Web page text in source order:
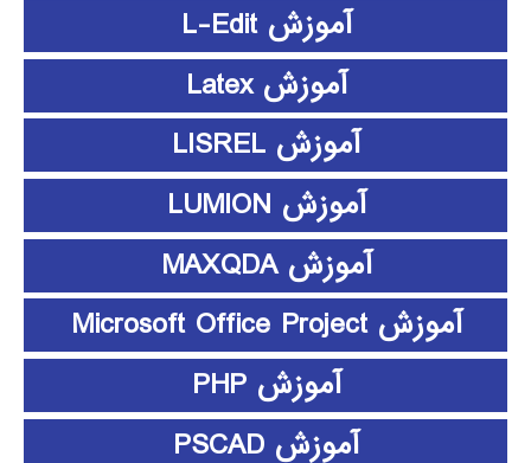
آموزش L-Edit
آموزش Latex
آموزش LISREL
آموزش LUMION
آموزش MAXQDA
آموزش Microsoft Office Project
آموزش PHP
آموزش PSCAD